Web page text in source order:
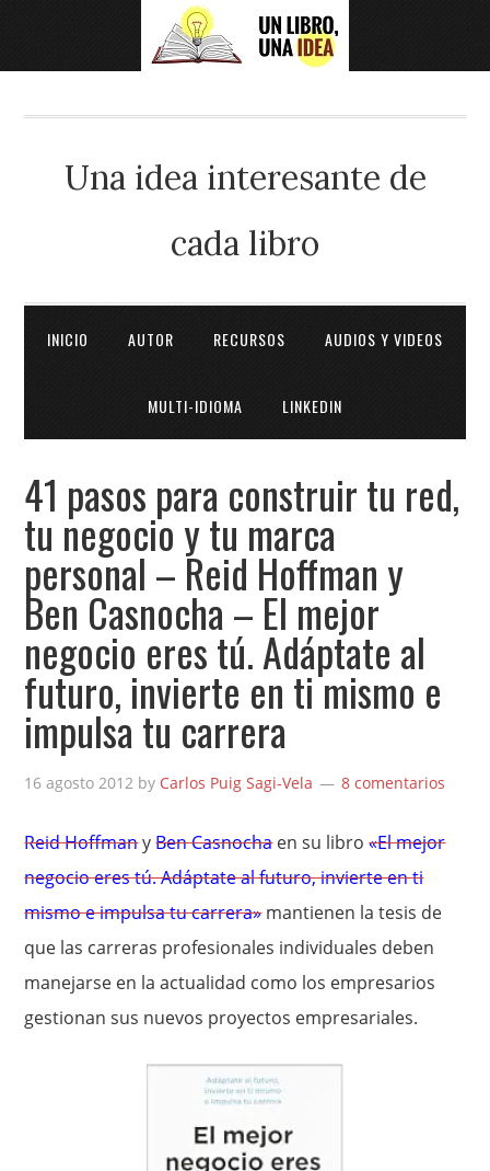
Una idea interesante de
cada libro
INICIO AUTOR RECURSOS AUDIOS Y VIDEOS
MULTI-IDIOMA LINKEDIN
41 pasos para construir tu red,
tu negocio y tu marca
personal – Reid Hoffman y
Ben Casnocha – El mejor
negocio eres tú. Adáptate al
futuro, invierte en ti mismo e
impulsa tu carrera
16 agosto 2012 by Carlos Puig Sagi-Vela 8 comentarios
Reid HoffmanyBen Casnochaen su libro«El mejor
negocio eres tú. Adáptate al futuro, invierte en ti
mismo e impulsa tu carrera»mantienen la tesis de
que las carreras profesionales individuales deben
manejarse en la actualidad como los empresarios
gestionan sus nuevos proyectos empresariales.